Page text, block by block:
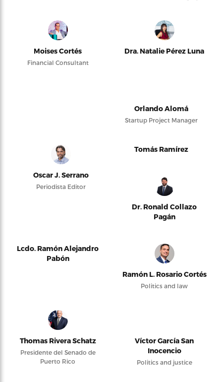
Moises Cortés
Financial Consultant
Dra. Natalie Pérez Luna
Orlando Alomá
Startup Project Manager
Oscar J. Serrano
Periodista Editor
Tomás Ramírez
Dr. Ronald Collazo
Pagán
Lcdo. Ramón Alejandro
Pabón
Ramón L. Rosario Cortés
Politics and law
Thomas Rivera Schatz
Presidente del Senado de
Puerto Rico
Víctor García San
Inocencio
Politics and justice